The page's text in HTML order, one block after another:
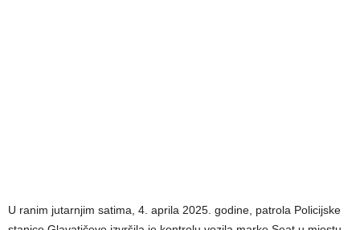
U ranim jutarnjim satima, 4. aprila 2025. godine, patrola Policijske